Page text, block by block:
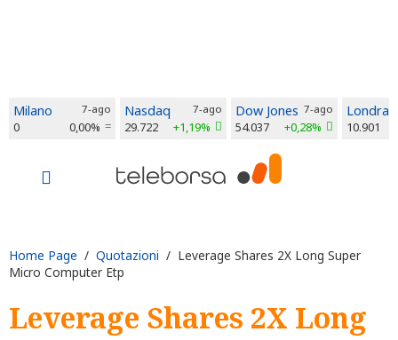
Milano 7-ago
0 0,00%
Nasdaq 7-ago
29.722 +1,19%
Dow Jones 7-ago
54.037 +0,28%
Londra
10.901
Home Page / Quotazioni / Leverage Shares 2X Long Super
Micro Computer Etp
Leverage Shares 2X Long